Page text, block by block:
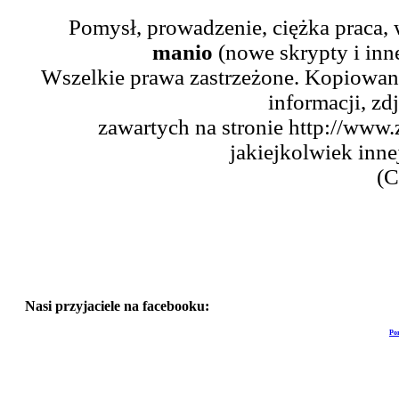
Pomysł, prowadzenie, ciężka
manio (nowe skrypty i
Wszelkie prawa zastrzeżone.
informacji,
zawartych na stronie http://
jakiejkolwiek
Nasi przyjaciele na facebooku: